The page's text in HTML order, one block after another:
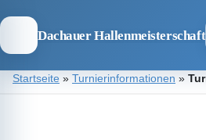
Dachauer Hallenmeisterschaft
ZumStartseite » Turnierinformationen »